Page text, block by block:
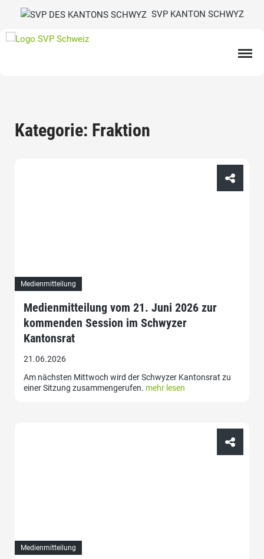
SVP KANTON SCHWYZ
Kategorie: Fraktion
Medienmitteilung
Medienmitteilung vom 21. Juni 2026 zur
kommenden Session im Schwyzer
Kantonsrat
21.06.2026
Am nächsten Mittwoch wird der Schwyzer Kantonsrat zu
einer Sitzung zusammengerufen. mehr lesen
Medienmitteilung